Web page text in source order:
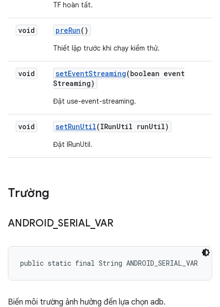
TF hoàn tất.
void preRun()
Thiết lập trước khi chạy kiểm thử.
void setEventStreaming(boolean event
Streaming)
Đặt use-event-streaming.
void setRunUtil(IRunUtil runUtil)
Đặt IRunUtil.
Trường
ANDROID_ SERIAL_VAR
public static final String ANDROID_SERIAL_VAR
Biến môi trường ảnh hưởng đến lựa chọn adb.